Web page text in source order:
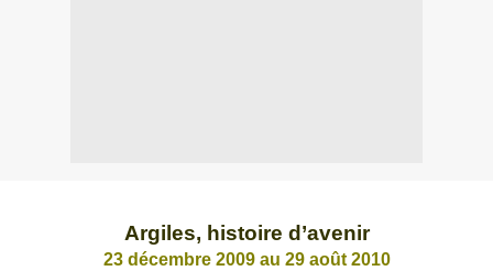
Argiles, histoire d’avenir
23 décembre 2009 au 29 août 2010